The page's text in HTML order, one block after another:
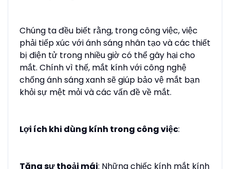
Chúng ta đều biết rằng, trong công việc, việc
phải tiếp xúc với ánh sáng nhân tạo và các thiết
bị điện tử trong nhiều giờ có thể gây hại cho
mắt. Chính vì thế, mắt kính với công nghệ
chống ánh sáng xanh sẽ giúp bảo vệ mắt bạn
khỏi sự mệt mỏi và các vấn đề về mắt.
Lợi ích khi dùng kính trong công việc:
Tăng sự thoải mái: Những chiếc kính mắt kính